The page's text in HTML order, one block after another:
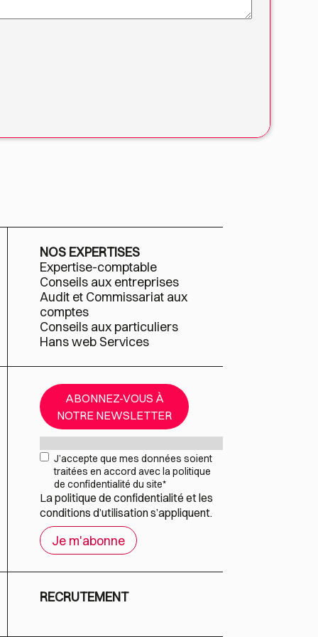
NOS EXPERTISES
Expertise-comptable
Conseils aux entreprises
Audit et Commissariat aux
comptes
Conseils aux particuliers
Hans web Services
ABONNEZ-VOUS À
NOTRE NEWSLETTER
RGPD*
J’accepte que mes données soient
traitées en accord avec la politique
de confidentialité du site*
Lapolitique de confidentialité et les
conditions d’utilisations’appliquent.
RECRUTEMENT